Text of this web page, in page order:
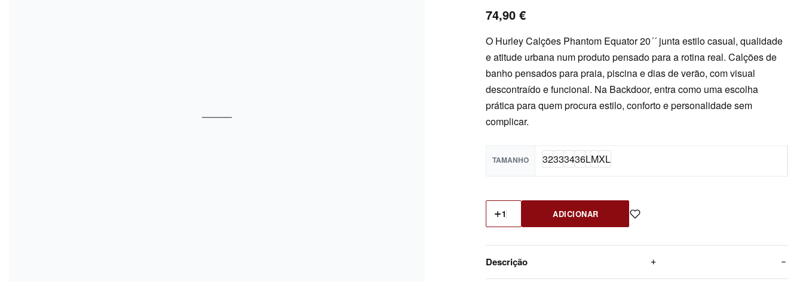
74,90€
74,90€
O Hurley Calções Phantom Equator 20´´ junta estilo casual, qualidade
e atitude urbana num produto pensado para a rotina real. Calções de
banho pensados para praia, piscina e dias de verão, com visual
descontraído e funcional. Na Backdoor, entra como uma escolha
prática para quem procura estilo, conforto e personalidade sem
complicar.
TAMANHO 32333436LMXL
ADICIONAR
Descrição